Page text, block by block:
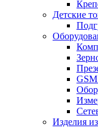
Детские
GSM
Изделия